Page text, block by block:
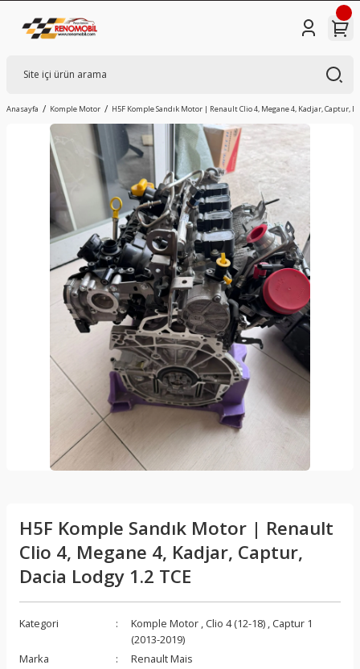
Anasayfa Komple Motor H5F Komple Sandık Motor | Renault Clio 4, Megane 4, Kadjar, Captur,
H5F Komple Sandık Motor | Renault
Clio 4, Megane 4, Kadjar, Captur,
Dacia Lodgy 1.2 TCE
Kategori Komple Motor , Clio 4 (12-18) , Captur 1
(2013-2019)
Marka
Renault Mais